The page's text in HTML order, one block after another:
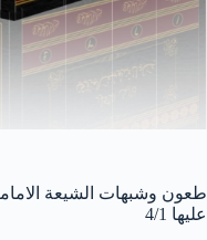
طعون وشبهات الشيعة
عليها 4/1